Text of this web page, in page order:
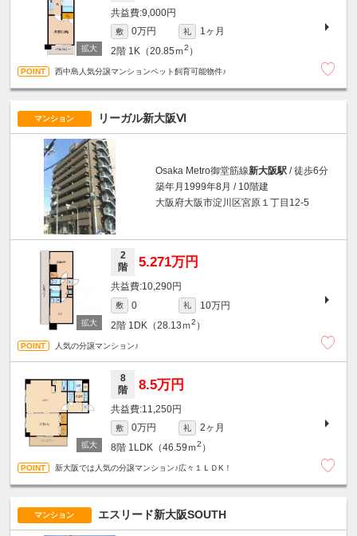
9,000円
敷 0万円 礼
1ヶ月
2階 1K（20.85ｍ2 ）
西中島人気分譲マンションペット飼育可能物件♪
マンション リーガル新大阪Ⅵ
Osaka Metro御堂筋線新大阪駅 / 徒歩6分
築年月1999年8月 / 10階建
大阪府大阪市淀川区宮原１丁目12-5
2
階
5.271万円
10,290円
敷 0 礼
10万円
2階 1DK（28.13ｍ2 ）
人気の分譲マンション♪
8
階
8.5万円
11,250円
敷 0万円 礼
2ヶ月
8階 1LDK（46.59ｍ2 ）
新大阪では人気の分譲マンション♪広々１ＬＤK！
マンション エスリード新大阪SOUTH